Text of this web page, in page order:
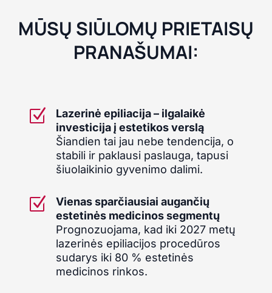
MŪSŲ SIŪLOMŲ PRIETAISŲ
PRANAŠUMAI:
Z
Lazerinė epiliacija – ilgalaikė
investicija į estetikos verslą
Šiandien tai jau nebe tendencija, o
stabili ir paklausi paslauga, tapusi
šiuolaikinio gyvenimo dalimi.
Z
Vienas sparčiausiai augančių
estetinės medicinos segmentų
Prognozuojama, kad iki 2027 metų
lazerinės epiliacijos procedūros
sudarys iki 80 % estetinės
medicinos rinkos.